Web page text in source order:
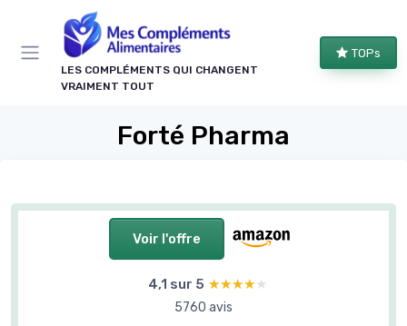
LES COMPLÉMENTS QUI CHANGENT
VRAIMENT TOUT
TOPs
Forté Pharma
Voir l'offre
4,1 sur 5 ★★★★★
★★★★★
5760 avis
Panneau de gestion des cookies